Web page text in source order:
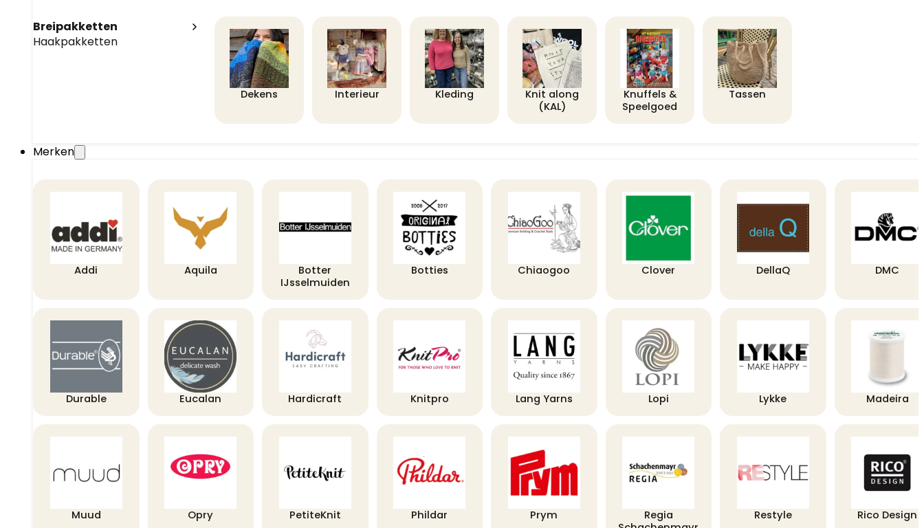
Breipakketten
Haakpakketten
Dekens Interieur Kleding
Knit along
(KAL)
Knuffels &
Speelgoed
Tassen
Merken
Addi Aquila
Botter
IJsselmuiden
Botties Chiaogoo Clover DellaQ DMC
Durable Eucalan Hardicraft Knitpro Lang Yarns Lopi Lykke Madeira
Muud Opry PetiteKnit Phildar Prym
Regia
Restyle Rico Design